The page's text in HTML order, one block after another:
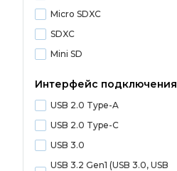
Micro SDXC
SDXC
Mini SD
Интерфейс подключения
USB 2.0 Type-A
USB 2.0 Type-C
USB 3.0
USB 3.2 Gen1 (USB 3.0, USB